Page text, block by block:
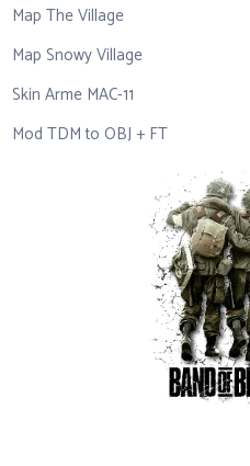
Map The Village
Map Snowy Village
Skin Arme MAC-11
Mod TDM to OBJ + FT